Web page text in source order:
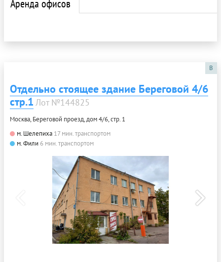
Аренда офисов
B
Отдельно стоящее здание Береговой 4/6
стр.1 Лот №144825
Москва, Береговой проезд, дом 4/6, стр. 1
м. Шелепиха 17 мин. транспортом
м. Фили 6 мин. транспортом